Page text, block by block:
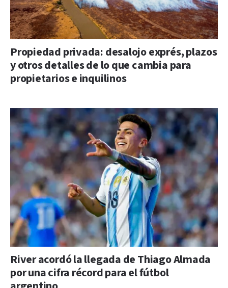
Propiedad privada: desalojo exprés, plazos
y otros detalles de lo que cambia para
propietarios e inquilinos
River acordó la llegada de Thiago Almada
por una cifra récord para el fútbol